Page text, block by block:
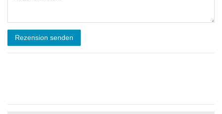
Rezension senden